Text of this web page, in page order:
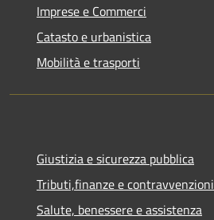
Imprese e Commerci
Catasto e urbanistica
Mobilità e trasporti
Giustizia e sicurezza pubblica
Tributi,finanze e contravvenzioni
Salute, benessere e assistenza